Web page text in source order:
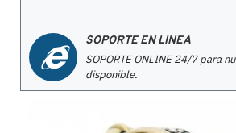
SOPORTE EN LINEA
SOPORTE ONLINE 24/7 para
disponible.